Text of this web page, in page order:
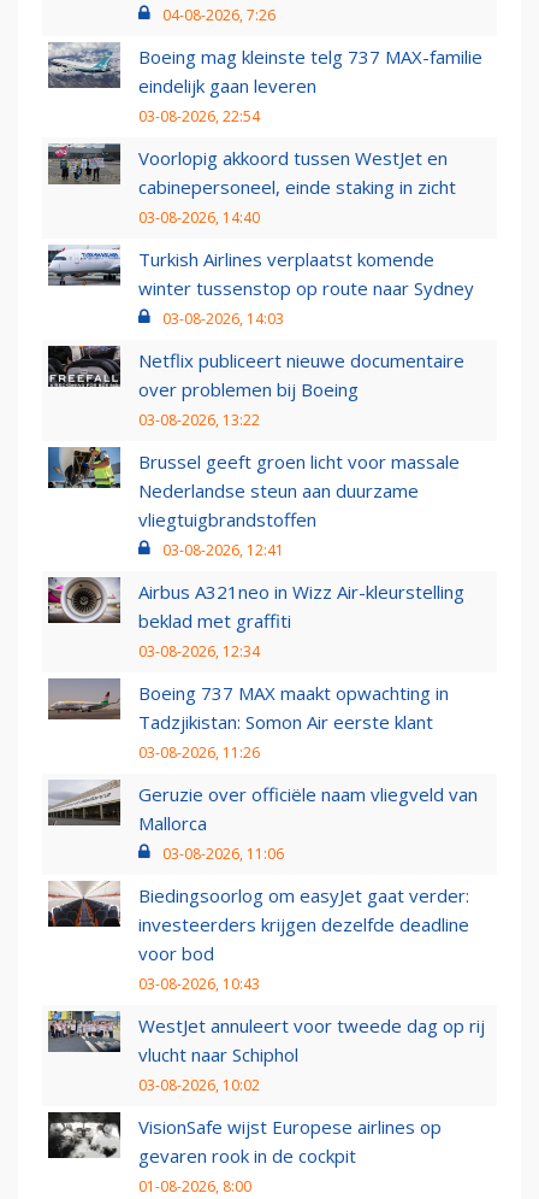
04-08-2026, 7:26
Boeing mag kleinste telg 737 MAX-familie
eindelijk gaan leveren
03-08-2026, 22:54
Voorlopig akkoord tussen WestJet en
cabinepersoneel, einde staking in zicht
03-08-2026, 14:40
Turkish Airlines verplaatst komende
winter tussenstop op route naar Sydney
03-08-2026, 14:03
Netflix publiceert nieuwe documentaire
over problemen bij Boeing
03-08-2026, 13:22
Brussel geeft groen licht voor massale
Nederlandse steun aan duurzame
vliegtuigbrandstoffen
03-08-2026, 12:41
Airbus A321neo in Wizz Air-kleurstelling
beklad met graffiti
03-08-2026, 12:34
Boeing 737 MAX maakt opwachting in
Tadzjikistan: Somon Air eerste klant
03-08-2026, 11:26
Geruzie over officiële naam vliegveld van
Mallorca
03-08-2026, 11:06
Biedingsoorlog om easyJet gaat verder:
investeerders krijgen dezelfde deadline
voor bod
03-08-2026, 10:43
WestJet annuleert voor tweede dag op rij
vlucht naar Schiphol
03-08-2026, 10:02
VisionSafe wijst Europese airlines op
gevaren rook in de cockpit
01-08-2026, 8:00